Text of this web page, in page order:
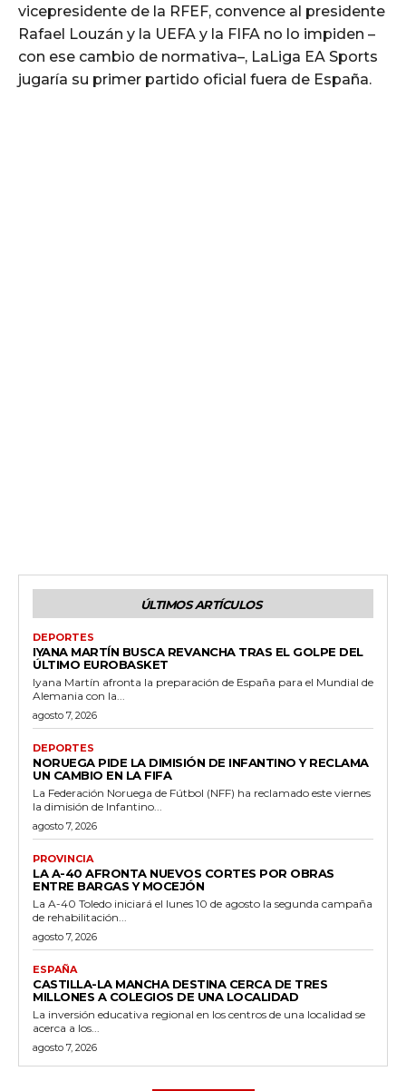
vicepresidente de la RFEF, convence al presidente
Rafael Louzán y la UEFA y la FIFA no lo impiden –
con ese cambio de normativa–, LaLiga EA Sports
jugaría su primer partido oficial fuera de España.
ÚLTIMOS ARTÍCULOS
DEPORTES
IYANA MARTÍN BUSCA REVANCHA TRAS EL GOLPE DEL
ÚLTIMO EUROBASKET
Iyana Martín afronta la preparación de España para el Mundial de
Alemania con la...
agosto 7, 2026
DEPORTES
NORUEGA PIDE LA DIMISIÓN DE INFANTINO Y RECLAMA
UN CAMBIO EN LA FIFA
La Federación Noruega de Fútbol (NFF) ha reclamado este viernes
la dimisión de Infantino...
agosto 7, 2026
PROVINCIA
LA A-40 AFRONTA NUEVOS CORTES POR OBRAS
ENTRE BARGAS Y MOCEJÓN
La A-40 Toledo iniciará el lunes 10 de agosto la segunda campaña
de rehabilitación...
agosto 7, 2026
ESPAÑA
CASTILLA-LA MANCHA DESTINA CERCA DE TRES
MILLONES A COLEGIOS DE UNA LOCALIDAD
La inversión educativa regional en los centros de una localidad se
acerca a los...
agosto 7, 2026